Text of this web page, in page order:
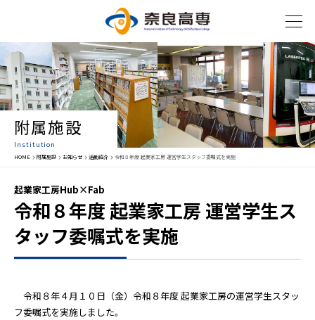
附属施設
Institution
HOME 附属施設 お知らせ 活動紹介 令和８年度 起業家工房 運営学生スタッフ委嘱式を実施
起業家工房Hub×Fab
令和８年度 起業家工房 運営学生ス
タッフ委嘱式を実施
令和８年４月１０日（金）令和８年度 起業家工房の運営学生スタッ
フ委嘱式を実施しました。